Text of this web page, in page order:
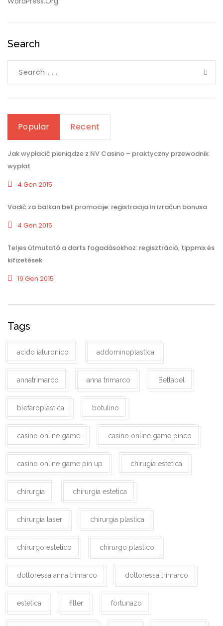
Search
Popular Recent
Jak wypłacić pieniądze z NV Casino – praktyczny przewodnik
wypłat
4 Gen 2015
Vodič za balkan bet promocije: registracija in izračun bonusa
4 Gen 2015
Teljes útmutató a darts fogadásokhoz: regisztráció, tippmix és
kifizetések
19 Gen 2015
Tags
acido ialuronico addominoplastica
annatrimarco anna trimarco Betlabel
blefaroplastica botulino
casino online game casino online game pinco
casino online game pin up chirugia estetica
chirurgia chirurgia estetica
chirurgia laser chirurgia plastica
chirurgo estetico chirurgo plastico
dottoressa anna trimarco dottoressa trimarco
estetica filler fortunazo